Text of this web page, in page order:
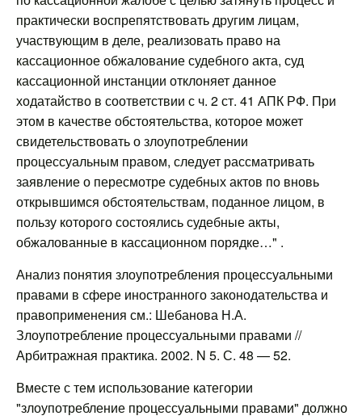
практически воспрепятствовать другим лицам,
участвующим в деле, реализовать право на
кассационное обжалование судебного акта, суд
кассационной инстанции отклоняет данное
ходатайство в соответствии с ч. 2 ст. 41 АПК РФ. При
этом в качестве обстоятельства, которое может
свидетельствовать о злоупотреблении
процессуальным правом, следует рассматривать
заявление о пересмотре судебных актов по вновь
открывшимся обстоятельствам, поданное лицом, в
пользу которого состоялись судебные акты,
обжалованные в кассационном порядке…" .
Анализ понятия злоупотребления процессуальными
правами в сфере иностранного законодательства и
правоприменения см.: Шебанова Н.А.
Злоупотребление процессуальными правами //
Арбитражная практика. 2002. N 5. С. 48 — 52.
Вместе с тем использование категории
"злоупотребление процессуальными правами" должно